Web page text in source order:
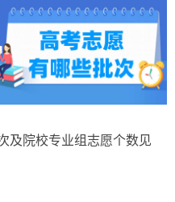
及院校专业组志愿个数见